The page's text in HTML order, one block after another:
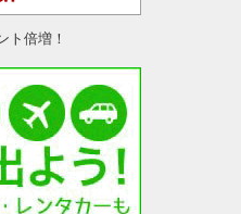
ト倍増！